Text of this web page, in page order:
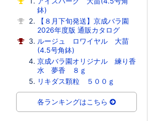
鉢)
【８月下旬発送】京成バラ園
2026年度版 通販カタログ
ルージュ ロワイヤル 大苗
(4.5号角鉢)
京成バラ園オリジナル 練り香
水 夢香 ８ｇ
リキダス顆粒 ５００ｇ
各ランキングはこちら